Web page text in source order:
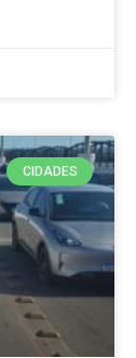
CIDADES